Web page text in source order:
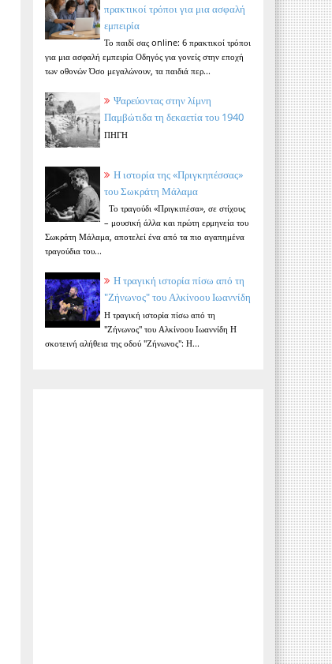
πρακτικοί τρόποι για μια ασφαλή
εμπειρία
Το παιδί σας online: 6 πρακτικοί τρόποι
για μια ασφαλή εμπειρία Οδηγός για γονείς στην εποχή
των οθονών Όσο μεγαλώνουν, τα παιδιά περ...
Ψαρεύοντας στην λίμνη
Παμβώτιδα τη δεκαετία του 1940
ΠΗΓΗ
Η ιστορία της «Πριγκηπέσσας»
του Σωκράτη Μάλαμα
Το τραγούδι «Πριγκιπέσα», σε στίχους
– μουσική άλλα και πρώτη ερμηνεία του
Σωκράτη Μάλαμα, αποτελεί ένα από τα πιο αγαπημένα
τραγούδια του...
Η τραγική ιστορία πίσω από τη
"Ζήνωνος" του Αλκίνοου Ιωαννίδη
Η τραγική ιστορία πίσω από τη
"Ζήνωνος" του Αλκίνοου Ιωαννίδη Η
σκοτεινή αλήθεια της οδού "Ζήνωνος": Η...